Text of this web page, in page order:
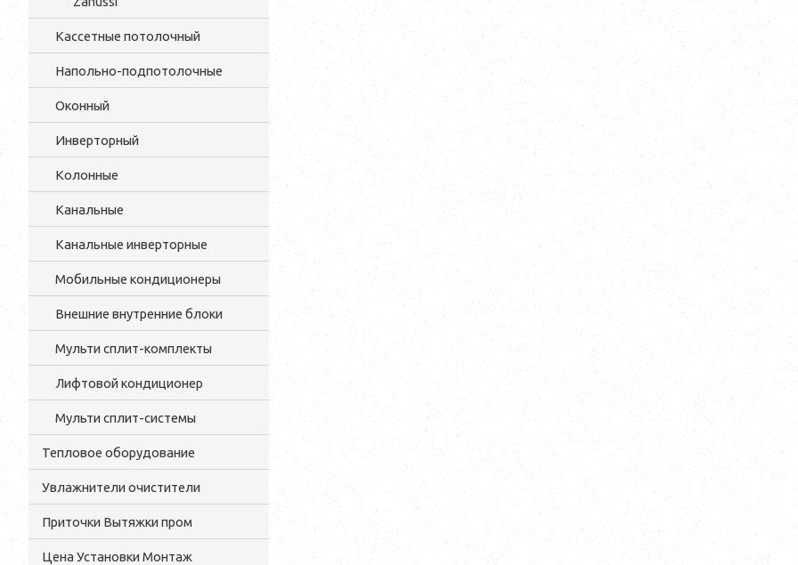
Кассетные потолочный
Напольно-подпотолочные
Оконный
Инверторный
Колонные
Канальные
Канальные инверторные
Мобильные кондиционеры
Внешние внутренние блоки
Мульти cплит-комплекты
Лифтовой кондиционер
Мульти сплит-системы
Тепловое оборудование
Увлажнители очистители
Приточки Вытяжки пром
Цена Установки Монтаж